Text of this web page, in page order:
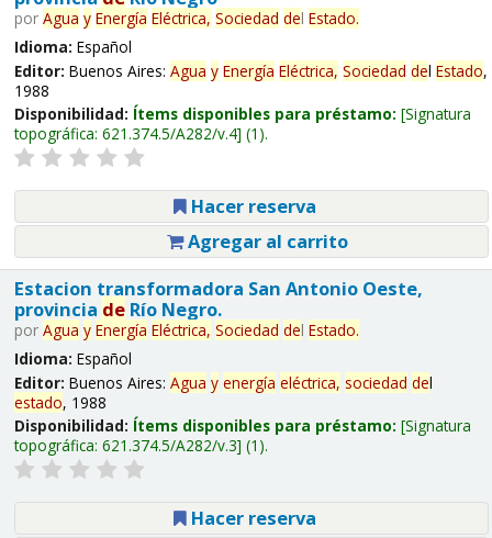
por Agua y Energía Eléctrica, Sociedad del Estado.
Idioma: Español
Editor: Buenos Aires: Agua y Energía Eléctrica, Sociedad del Estado,
1988
Disponibilidad: Ítems disponibles para préstamo: Signatura
topográfica: 621.374.5/A282/v.4 (1).
Hacer reserva
Agregar al carrito
Estacion transformadora San Antonio Oeste,
provincia deRío Negro.
por Agua y Energía Eléctrica, Sociedad del Estado.
Idioma: Español
Editor: Buenos Aires: Agua y energía eléctrica, sociedad del
estado, 1988
Disponibilidad: Ítems disponibles para préstamo: Signatura
topográfica: 621.374.5/A282/v.3 (1).
Hacer reserva